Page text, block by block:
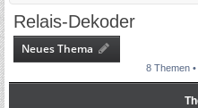
Relais-Dekoder
Neues Thema
8 Themen